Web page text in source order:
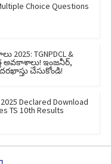
Choice Questions
TGNPDCL &
అవకాశాలు! ఇంజనీర్,
చేసుకోండి!
Declared Download
TS 10th Results